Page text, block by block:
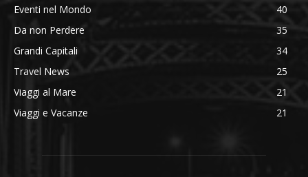
Eventi nel Mondo
40
Da non Perdere
35
Grandi Capitali
34
Travel News
25
Viaggi al Mare
21
Viaggi e Vacanze
21